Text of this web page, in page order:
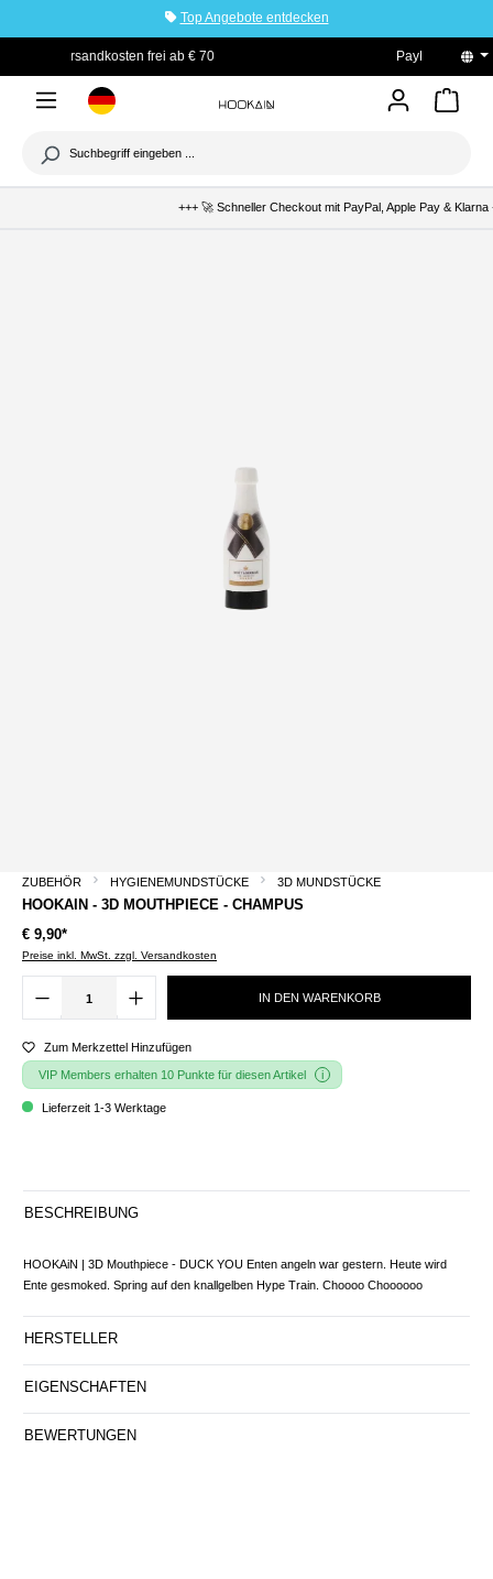
Top Angebote entdecken
PayPal Käuferschutz
+++ 🚀 Schneller Checkout mit PayPal, Apple Pay &
ZUBEHÖR HYGIENEMUNDSTÜCKE 3D MUNDSTÜCKE
HOOKAIN - 3D MOUTHPIECE - CHAMPUS
€ 9,90*
Preise inkl. MwSt. zzgl. Versandkosten
IN DEN WARENKORB
Zum Merkzettel Hinzufügen
VIP Members erhalten 10 Punkte für diesen Artikel
Lieferzeit 1-3 Werktage
BESCHREIBUNG
HOOKAiN | 3D Mouthpiece - DUCK YOU Enten angeln war gestern. Heute wird
Ente gesmoked. Spring auf den knallgelben Hype Train. Choooo Choooooo
HERSTELLER
EIGENSCHAFTEN
BEWERTUNGEN